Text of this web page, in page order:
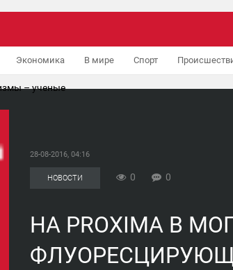
Экономика В мире Спорт
– ученые
28-08-2016, 04:16
НОВОСТИ 0 0
НА PROXIMA B